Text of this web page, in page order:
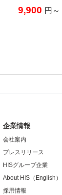
9,900 円～
企業情報
会社案内
プレスリリース
HISグループ企業
About HIS（English）
採用情報